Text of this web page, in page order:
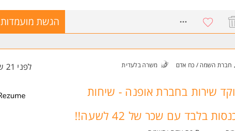
גבוהה
המשרה מיועדת לנשים ולגברים כאחד.
הגשת מועמדות
חברת השמה / כח אדם משרה בלעדית לפני 21 שעות
שירות בחברת אופנה - שיחות
בלבד עם שכר של 42 לשעה!!